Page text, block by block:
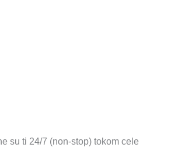
su ti 24/7 (non-stop) tokom cele